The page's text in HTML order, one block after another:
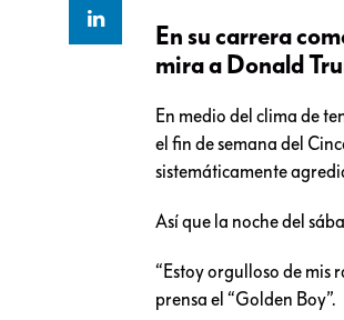
En su carrera
mira a Donald
En medio del clima de
el fin de semana del
sistemáticamente
Así que la noche del
“Estoy orgulloso de mis
prensa el “Golden Boy”.